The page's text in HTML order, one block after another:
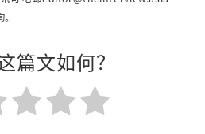
篇文如何？